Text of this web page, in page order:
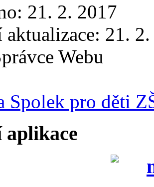
21. 2. 2017
aktualizace: 21.
Webu
Spolek pro děti